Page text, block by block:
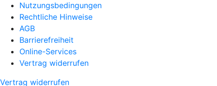
Nutzungsbedingungen
Rechtliche Hinweise
AGB
Barrierefreiheit
Online-Services
Vertrag widerrufen
Vertrag widerrufen